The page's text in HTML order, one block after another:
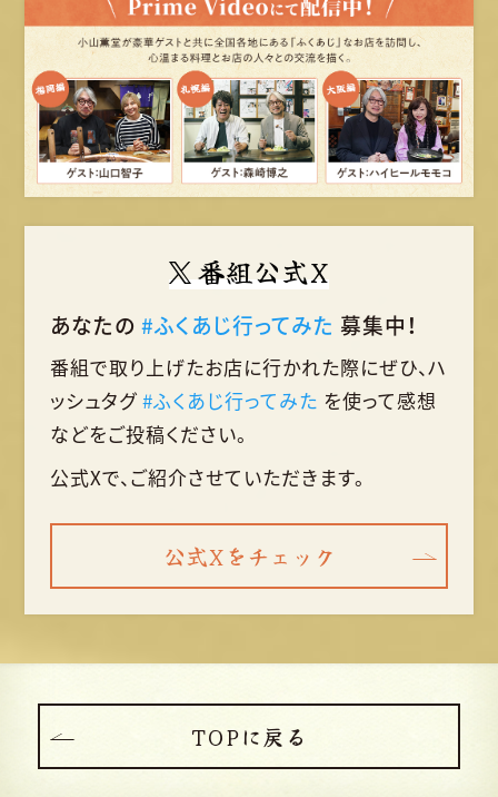
番組公式X
あなたの #ふくあじ行ってみた 募集中！
番組で取り上げたお店に行かれた際にぜひ、ハ
ッシュタグ #ふくあじ行ってみた を使って感想
などをご投稿ください。
公式Xで、ご紹介させていただきます。
公式Xをチェック
TOPに戻る